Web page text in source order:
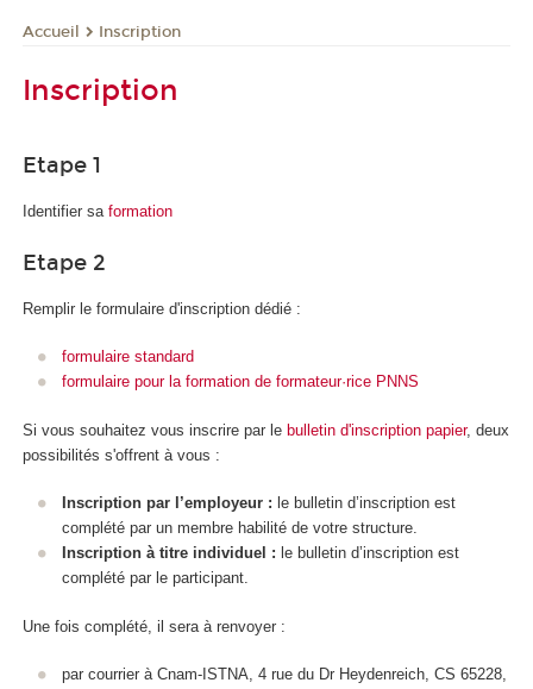
Accueil Inscription
Inscription
Etape 1
Identifier sa formation
Etape 2
Remplir le formulaire d'inscription dédié :
formulaire standard
formulaire pour la formation de formateur·rice PNNS
Si vous souhaitez vous inscrire par le bulletin d'inscription papier, deux
possibilités s'offrent à vous :
Inscription par l’employeur : le bulletin d’inscription est
complété par un membre habilité de votre structure.
Inscription à titre individuel : le bulletin d’inscription est
complété par le participant.
Une fois complété, il sera à renvoyer :
par courrier à Cnam-ISTNA, 4 rue du Dr Heydenreich, CS 65228,